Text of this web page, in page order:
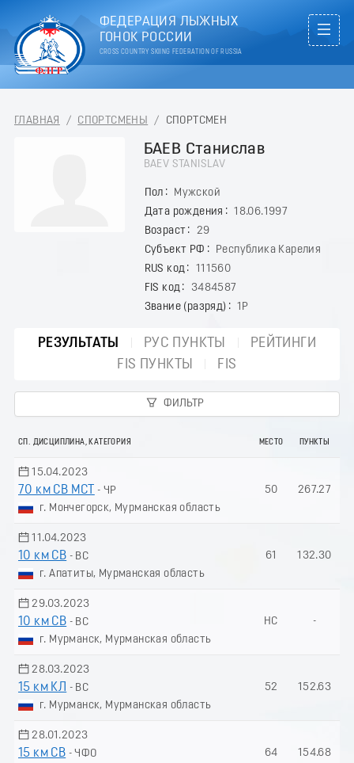
ФЕДЕРАЦИЯ ЛЫЖНЫХ
ГОНОК РОССИИ
CROSS COUNTRY SKIING FEDERATION OF RUSSIA
ГЛАВНАЯ / СПОРТСМЕНЫ / СПОРТСМЕН
БАЕВ Станислав
BAEV STANISLAV
Пол
Мужской
Дата рождения
18.06.1997
Возраст
29
Субъект РФ
Республика Карелия
RUS код
111560
FIS код
3484587
Звание (разряд)
1Р
РЕЗУЛЬТАТЫ РУС ПУНКТЫ
РЕЙТИНГИ
FIS ПУНКТЫ
FIS
ФИЛЬТР
СП. ДИСЦИПЛИНА, КАТЕГОРИЯ МЕСТО ПУНКТЫ
15.04.2023
70 км СВ МСТ
- ЧР
г. Мончегорск, Мурманская область
50 267.27
11.04.2023
10 км СВ - ВС
г. Апатиты, Мурманская область
61 132.30
29.03.2023
10 км СВ - ВС
г. Мурманск, Мурманская область
НС -
28.03.2023
15 км КЛ
- ВС
г. Мурманск, Мурманская область
52 152.63
28.01.2023
15 км СВ - ЧФО
64 154.68